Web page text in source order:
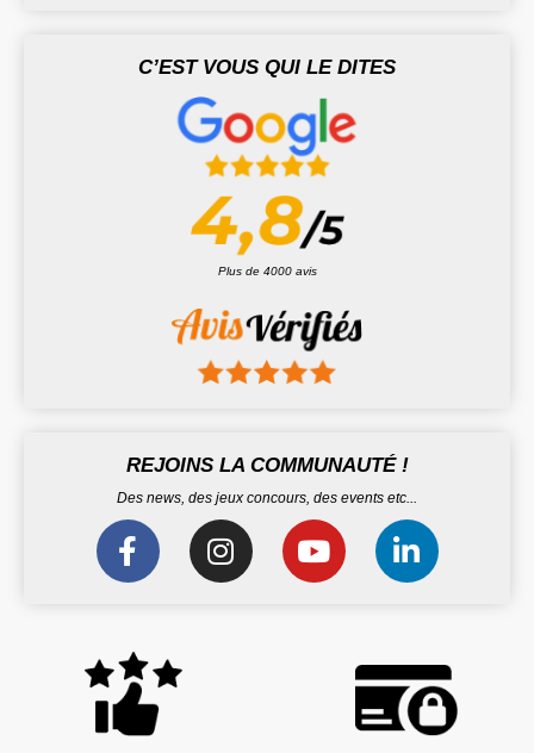
C’EST VOUS QUI LE DITES
Plus de 4000 avis
REJOINS LA COMMUNAUTÉ !
Des news, des jeux concours, des events etc...